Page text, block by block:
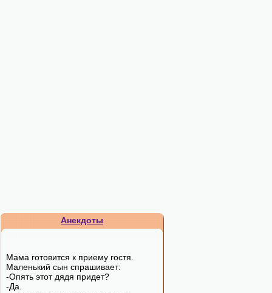
Анекдоты
Мама готовится к приему гостя.
Маленький сын спрашивает:
-Опять этот дядя придет?
-Да.